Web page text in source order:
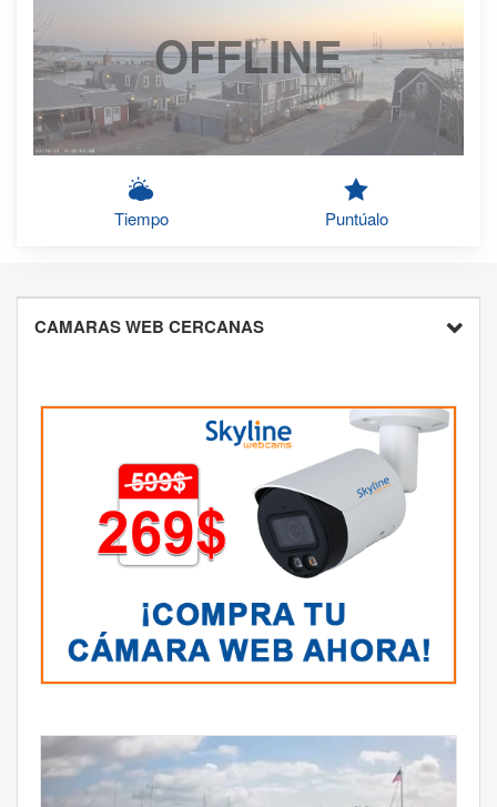
OFFLINE
Tiempo Puntúalo
CAMARAS WEB CERCANAS